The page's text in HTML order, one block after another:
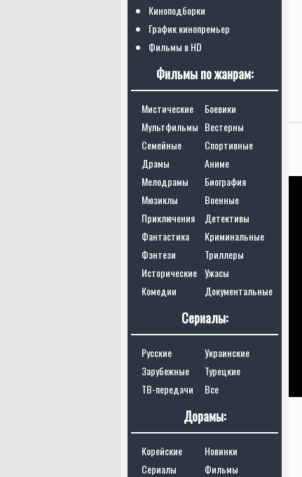
Киноподборки
График кинопремьер
Фильмы в HD
Фильмы по жанрам:
Мистические
Боевики
Мультфильмы Вестерны
Семейные
Спортивные
Драмы
Аниме
Мелодрамы
Биография
Мюзиклы
Военные
Приключения
Детективы
Фантастика
Криминальные
Фэнтези
Триллеры
Исторические Ужасы
Комедии
Документальные
Сериалы:
Русские
Украинские
Зарубежные
Турецкие
ТВ-передачи
Все
Дорамы:
Корейские
Новинки
Сериалы
Фильмы